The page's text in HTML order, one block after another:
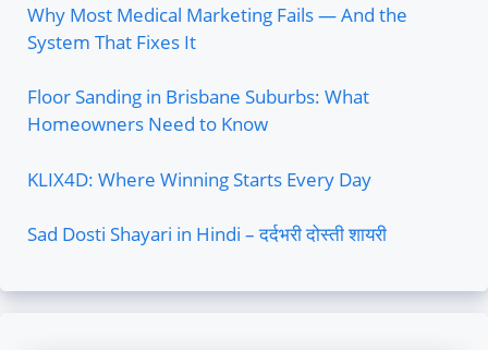
Why Most Medical Marketing Fails — And the
System That Fixes It
Floor Sanding in Brisbane Suburbs: What
Homeowners Need to Know
KLIX4D: Where Winning Starts Every Day
Sad Dosti Shayari in Hindi – दर्दभरी दोस्ती शायरी